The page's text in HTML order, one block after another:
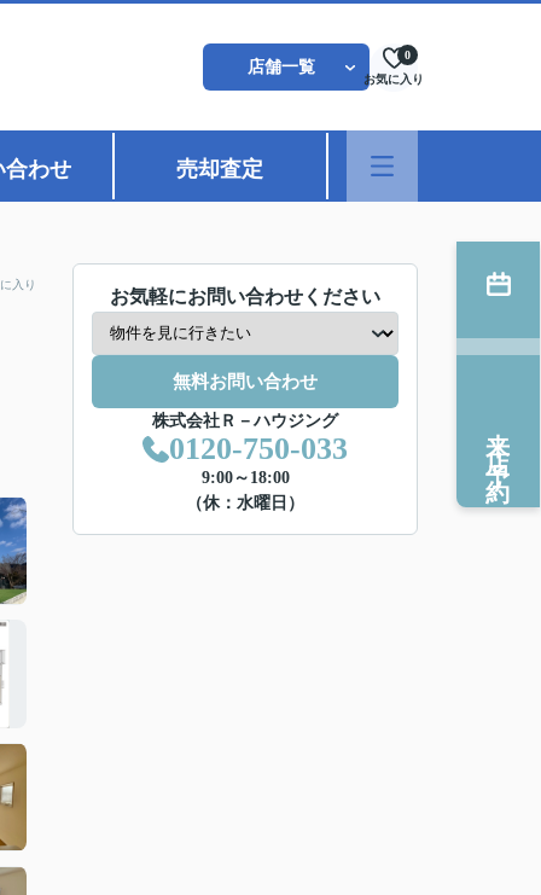
店舗一覧
お気に入り
0
合わせ 売却査定
入り
お気軽にお問い合わせください
無料お問い合わせ
株式会社Ｒ－ハウジング
0120-750-033
9:00～18:00
（休：水曜日）
来店予約